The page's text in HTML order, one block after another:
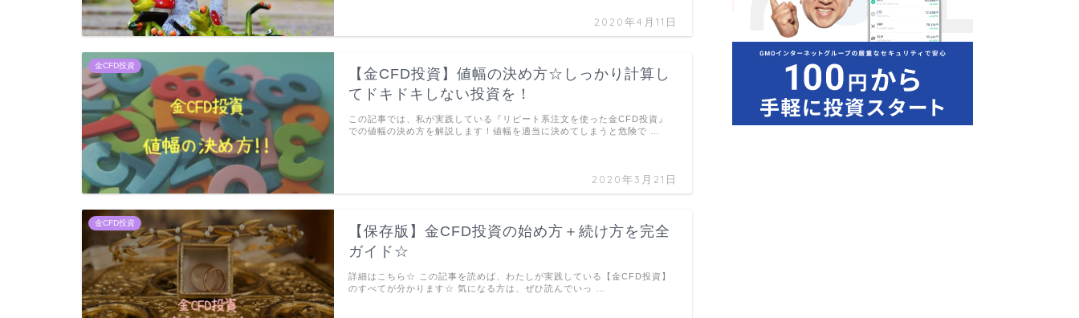
2020年4月11日
金CFD投資
【金CFD投資】値幅の決め方☆しっかり計算し
てドキドキしない投資を！
2020年3月21日
この記事では、私が実践している『リピート系注文を使った金CFD投資』
での値幅の決め方を解説します！値幅を適当に決めてしまうと危険で …
金CFD投資
【保存版】金CFD投資の始め方＋続け方を完全
ガイド☆
詳細はこちら☆ この記事を読めば、わたしが実践している【金CFD投資】
のすべてが分かります☆ 気になる方は、ぜひ読んでいっ …